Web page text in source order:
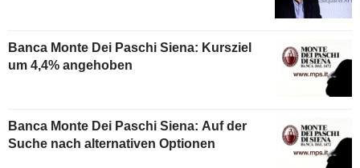
Banca Monte Dei Paschi Siena: Kursziel
um 4,4% angehoben
Banca Monte Dei Paschi Siena: Auf der
Suche nach alternativen Optionen